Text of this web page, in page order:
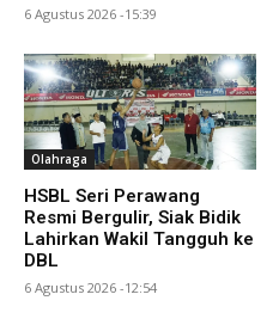
6 Agustus 2026 -15:39
Olahraga
HSBL Seri Perawang
Resmi Bergulir, Siak Bidik
Lahirkan Wakil Tangguh ke
DBL
6 Agustus 2026 -12:54